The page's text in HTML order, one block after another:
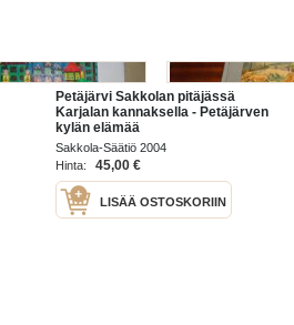
Petäjärvi Sakkolan pitäjässä
Karjalan kannaksella - Petäjärven
kylän elämää
Sakkola-Säätiö 2004
Hinta:
45,00 €
LISÄÄ OSTOSKORIIN